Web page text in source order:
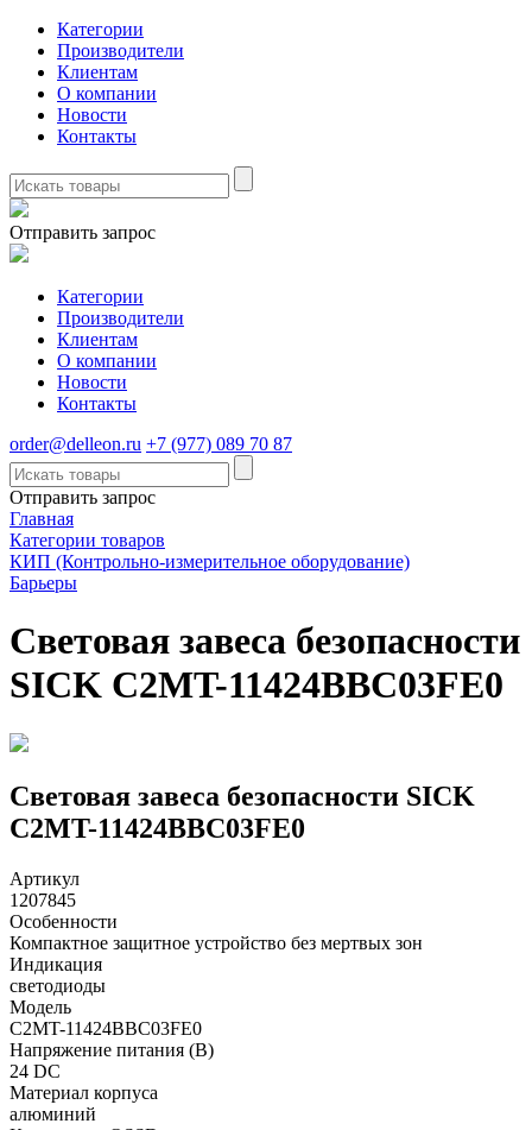
Категории
Производители
Клиентам
О компании
Новости
Контакты
Отправить запрос
Категории
Производители
Клиентам
О компании
Новости
Контакты
order@delleon.ru +7 (977) 089 70 87
Отправить запрос
Главная
Категории товаров
КИП (Контрольно-измерительное оборудование)
Барьеры
Световая завеса безопасности
SICK C2MT-11424BBC03FE0
Световая завеса безопасности SICK
C2MT-11424BBC03FE0
Артикул
1207845
Особенности
Компактное защитное устройство без мертвых зон
Индикация
светодиоды
Модель
C2MT-11424BBC03FE0
Напряжение питания (В)
24 DC
Материал корпуса
алюминий